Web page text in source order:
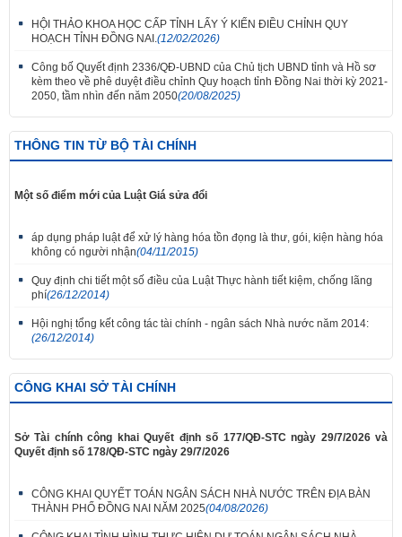
HỘI THẢO KHOA HỌC CẤP TỈNH LẤY Ý KIẾN ĐIỀU CHỈNH QUY
HOẠCH TỈNH ĐỒNG NAI. (12/02/2026)
Công bố Quyết định 2336/QĐ-UBND của Chủ tịch UBND tỉnh và Hồ sơ
kèm theo về phê duyệt điều chỉnh Quy hoạch tỉnh Đồng Nai thời kỳ 2021-
2050, tầm nhìn đến năm 2050(20/08/2025)
THÔNG TIN TỪ BỘ TÀI CHÍNH
Một số điểm mới của Luật Giá sửa đổi
áp dụng pháp luật để xử lý hàng hóa tồn đọng là thư, gói, kiện hàng hóa
không có người nhận(04/11/2015)
Quy định chi tiết một số điều của Luật Thực hành tiết kiệm, chống lãng
phí(26/12/2014)
Hội nghị tổng kết công tác tài chính - ngân sách Nhà nước năm 2014:
(26/12/2014)
CÔNG KHAI SỞ TÀI CHÍNH
Sở Tài chính công khai Quyết định số 177/QĐ-STC ngày 29/7/2026 và
Quyết định số 178/QĐ-STC ngày 29/7/2026
CÔNG KHAI QUYẾT TOÁN NGÂN SÁCH NHÀ NƯỚC TRÊN ĐỊA BÀN
THÀNH PHỐ ĐỒNG NAI NĂM 2025(04/08/2026)